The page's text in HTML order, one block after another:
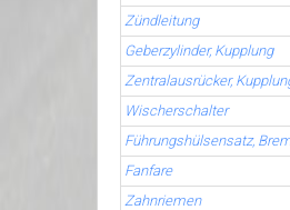
Zündleitung
Geberzylinder, Kupplung
Zentralausrücker,
Wischerschalter
Führungshülsensatz,
Fanfare
Zahnriemen